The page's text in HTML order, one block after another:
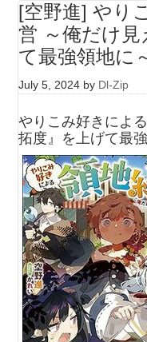
[空野進] やり
営 ～俺だけ
て最強領地に
July 5, 2024 by Dl-Zip
やりこみ好きによ
拓度』を上げて最